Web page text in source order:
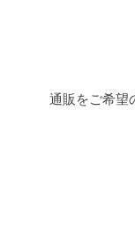
通販をご希望